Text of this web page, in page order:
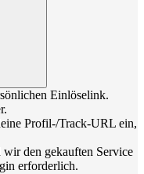
Einlöselink.
Profil-/Track-URL ein,
den gekauften Service
erforderlich.